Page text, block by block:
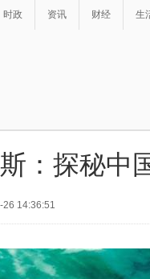
时政 资讯 财经 生
：探秘中
26 14:36:51